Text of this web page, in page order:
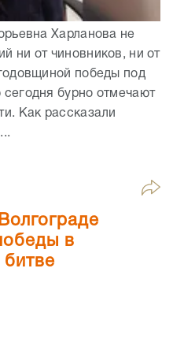
Харланова не
ни от чиновников, ни от
победы под
бурно отмечают
Как рассказали
в
битве